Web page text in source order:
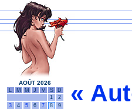
AOÛT 2026
L M M J V S
D
1
2
3
4 5 6 7 8
9
«